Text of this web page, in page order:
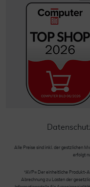
Alle Preise sind inkl. der gestzlichen
erfolgt
*AVP= Der einheitliche Produkt-
Abrechnung zu Lasten der